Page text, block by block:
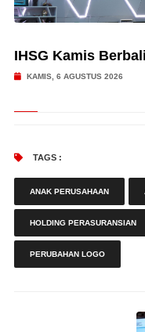
IHSG Kamis
KAMIS, 6 AGUSTUS 2026
TAGS :
ANAK PERUSAHAAN
HOLDING PERASURANSIAN
PERUBAHAN LOGO